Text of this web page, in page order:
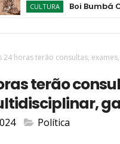
CULTURA Boi Bumbá
24 horas terão consultas,
terão
Política